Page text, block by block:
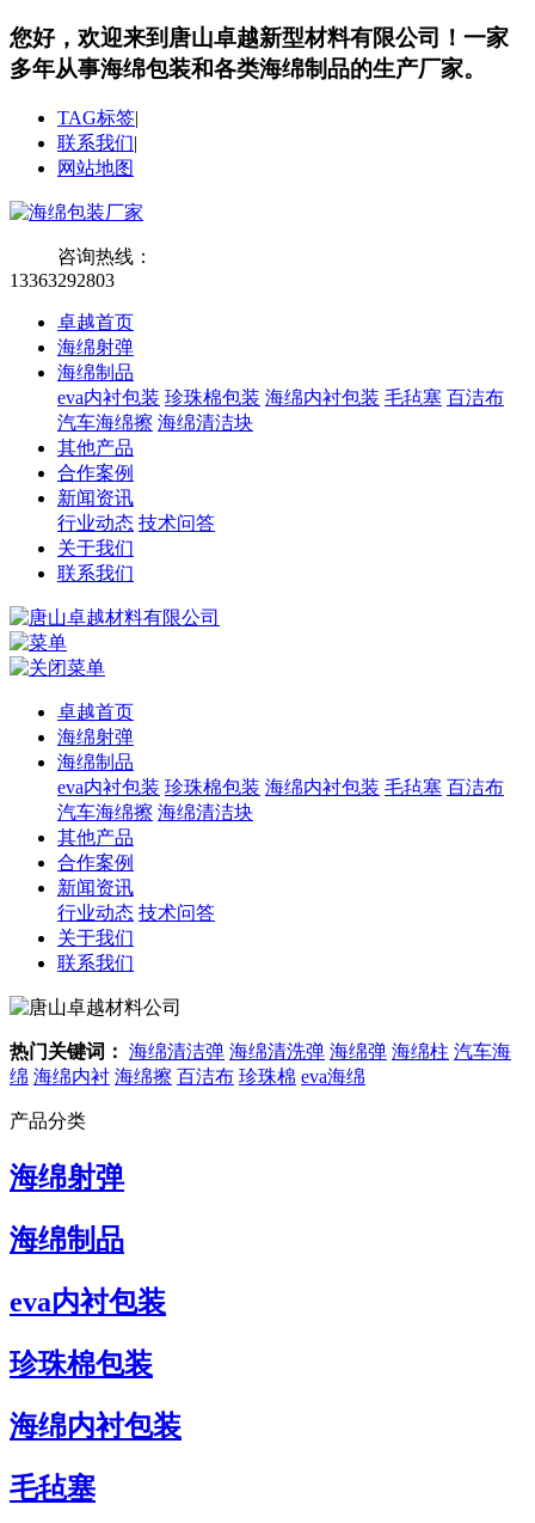
您好，欢迎来到唐山卓越新型材料有限公司！ 一家
多年从事海绵包装和各类海绵制品的生产厂家。
TAG标签|
联系我们|
网站地图
咨询热线：
13363292803
卓越首页
海绵射弹
海绵制品
eva内衬包装 珍珠棉包装 海绵内衬包装 毛毡塞 百洁布
汽车海绵擦 海绵清洁块
其他产品
合作案例
新闻资讯
行业动态 技术问答
关于我们
联系我们
卓越首页
海绵射弹
海绵制品
eva内衬包装 珍珠棉包装 海绵内衬包装 毛毡塞 百洁布
汽车海绵擦 海绵清洁块
其他产品
合作案例
新闻资讯
行业动态 技术问答
关于我们
联系我们
热门关键词： 海绵清洁弹 海绵清洗弹 海绵弹 海绵柱 汽车海
绵 海绵内衬 海绵擦 百洁布 珍珠棉 eva海绵
产品分类
海绵射弹
海绵制品
eva内衬包装
珍珠棉包装
海绵内衬包装
毛毡塞